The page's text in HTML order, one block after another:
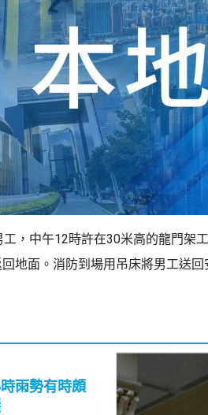
，中午12時許在30米高的龍門架
地面。消防到場用吊床將男工送
雨勢有時頗